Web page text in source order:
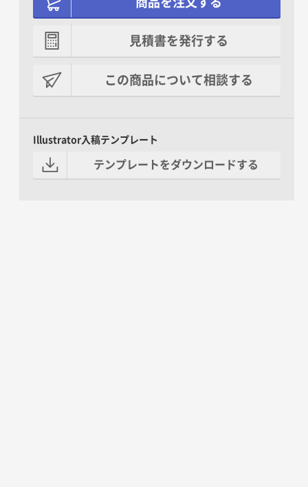
見積書を発行する
この商品について相談する
Illustrator入稿テンプレート
テンプレートをダウンロードする